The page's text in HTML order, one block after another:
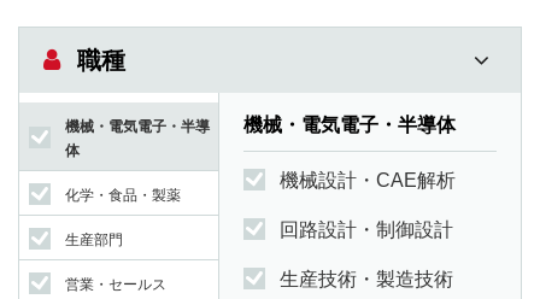
職種
機械・電気電子・半導
体
化学・食品・製薬
生産部門
営業・セールス
機械・電気電子・半導体
機械設計・CAE解析
回路設計・制御設計
生産技術・製造技術